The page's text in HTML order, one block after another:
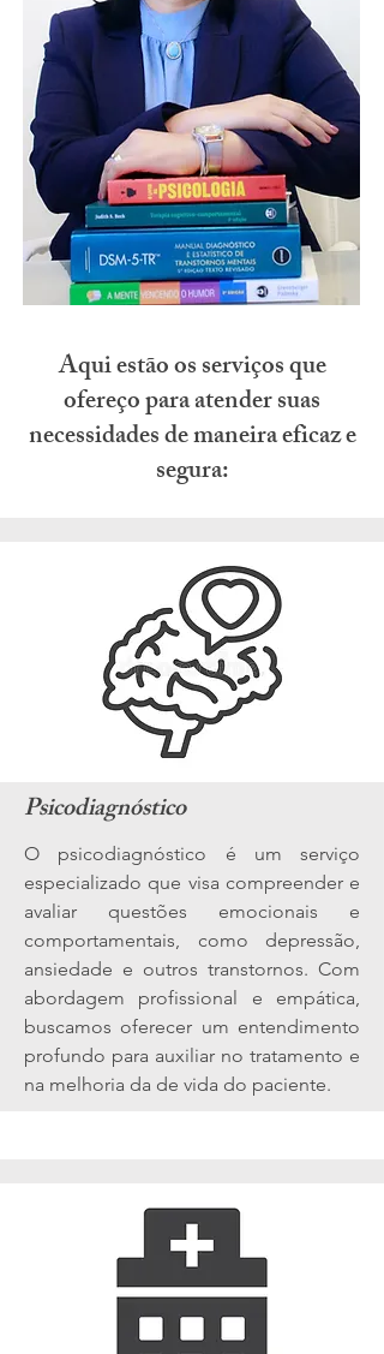
Aqui estão os serviços que
ofereço para atender suas
necessidades de maneira eficaz e
segura:
Psicodiagnóstico
O psicodiagnóstico é um serviço
especializado que visa compreender e
avaliar questões emocionais e
comportamentais, como depressão,
ansiedade e outros transtornos. Com
abordagem profissional e empática,
buscamos oferecer um entendimento
profundo para auxiliar no tratamento e
na melhoria da de vida do paciente.